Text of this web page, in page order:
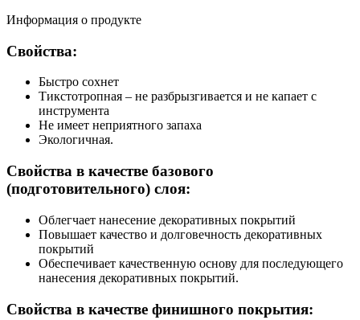
Информация о продукте
Свойства:
Быстро сохнет
Тикстотропная – не разбрызгивается и не капает с
инструмента
Не имеет неприятного запаха
Экологичная.
Свойства в качестве базового
(подготовительного) слоя:
Облегчает нанесение декоративных покрытий
Повышает качество и долговечность декоративных
покрытий
Обеспечивает качественную основу для последующего
нанесения декоративных покрытий.
Свойства в качестве финишного покрытия: